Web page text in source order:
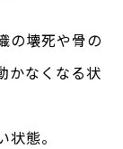
の壊死や骨の
かなくなる状
態。